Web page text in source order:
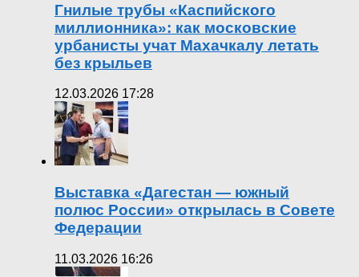
Гнилые трубы «Каспийского
миллионника»: как московские
урбанисты учат Махачкалу летать
без крыльев
12.03.2026 17:28
Выставка «Дагестан — южный
полюс России» открылась в Совете
Федерации
11.03.2026 16:26